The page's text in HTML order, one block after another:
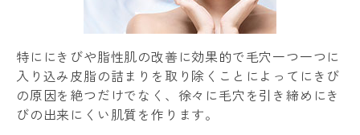
特ににきびや脂性肌の改善に効果的で毛穴一つ一つに
入り込み皮脂の詰まりを取り除くことによってにきび
の原因を絶つだけでなく、徐々に毛穴を引き締めにき
びの出来にくい肌質を作ります。